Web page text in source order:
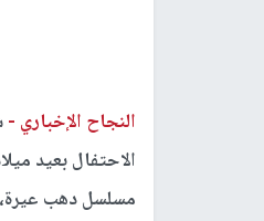
النجاح الإخباري -
الاحتفال بعيد
مسلسل دهب